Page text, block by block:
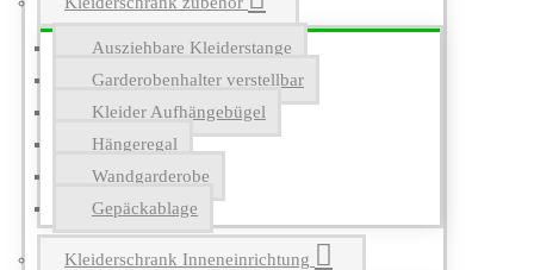
Ausziehbare Kleiderstange
Garderobenhalter verstellbar
Kleider Aufhängebügel
Hängeregal
Wandgarderobe
Gepäckablage
Kleiderschrank Inneneinrichtung